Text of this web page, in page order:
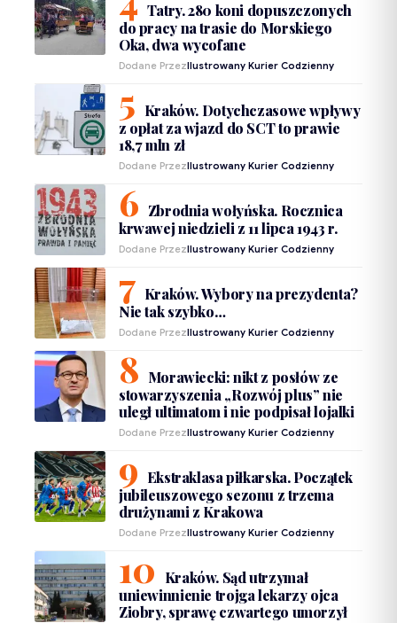
Tatry. 280 koni dopuszczonych
do pracy na trasie do Morskiego
Oka, dwa wycofane
Dodane PrzezIlustrowany Kurier Codzienny
Kraków. Dotychczasowe wpływy
z opłat za wjazd do SCT to prawie
18,7 mln zł
Dodane PrzezIlustrowany Kurier Codzienny
Zbrodnia wołyńska. Rocznica
krwawej niedzieli z 11 lipca 1943 r.
Dodane PrzezIlustrowany Kurier Codzienny
Kraków. Wybory na prezydenta?
Nie tak szybko…
Dodane PrzezIlustrowany Kurier Codzienny
Morawiecki: nikt z posłów ze
stowarzyszenia „Rozwój plus” nie
uległ ultimatom i nie podpisał lojalki
Dodane PrzezIlustrowany Kurier Codzienny
Ekstraklasa piłkarska. Początek
jubileuszowego sezonu z trzema
drużynami z Krakowa
Dodane PrzezIlustrowany Kurier Codzienny
Kraków. Sąd utrzymał
uniewinnienie trojga lekarzy ojca
Ziobry, sprawę czwartego umorzył